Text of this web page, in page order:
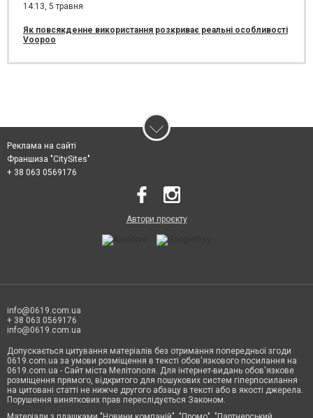
14:13, 5 травня
Як повсякденне використання розкриває реальні особливості
Voopoo
Реклама на сайті
Франшиза "CitySites"
+ 38 063 0569176
Автори проєкту
info@0619.com.ua
+ 38 063 0569176
info@0619.com.ua
Допускається цитування матеріалів без отримання попередньої згоди
0619.com.ua за умови розміщення в тексті обов'язкового посилання на
0619.com.ua - Сайт міста Мелітополя. Для інтернет-видань обов'язкове
розміщення прямого, відкритого для пошукових систем гіперпосилання
на цитовані статті не нижче другого абзацу в тексті або в якості джерела.
Порушення виняткових прав переслідується Законом.